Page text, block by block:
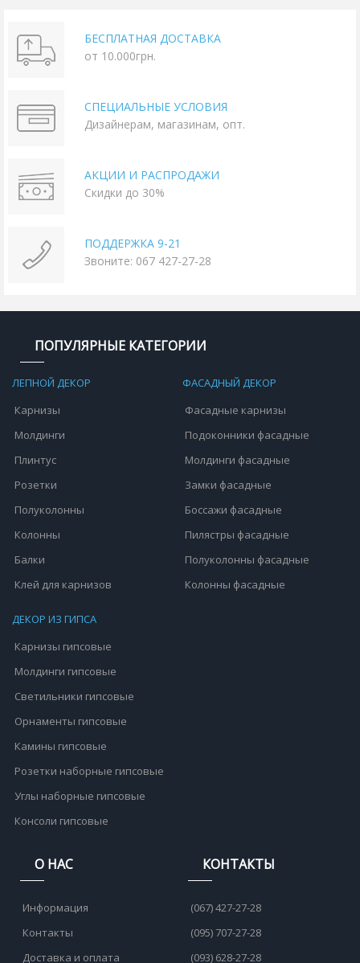
БЕСПЛАТНАЯ ДОСТАВКА
от 10.000грн.
СПЕЦИАЛЬНЫЕ УСЛОВИЯ
Дизайнерам, магазинам, опт.
АКЦИИ И РАСПРОДАЖИ
Скидки до 30%
ПОДДЕРЖКА 9-21
Звоните: 067 427-27-28
ПОПУЛЯРНЫЕ КАТЕГОРИИ
ЛЕПНОЙ ДЕКОР
Карнизы
Молдинги
Плинтус
Розетки
Полуколонны
Колонны
Балки
Клей для карнизов
ФАСАДНЫЙ ДЕКОР
Фасадные карнизы
Подоконники фасадные
Молдинги фасадные
Замки фасадные
Боссажи фасадные
Пилястры фасадные
Полуколонны фасадные
Колонны фасадные
ДЕКОР ИЗ ГИПСА
Карнизы гипсовые
Молдинги гипсовые
Светильники гипсовые
Орнаменты гипсовые
Камины гипсовые
Розетки наборные гипсовые
Углы наборные гипсовые
Консоли гипсовые
О НАС
Информация
Контакты
Доставка и оплата
КОНТАКТЫ
(067) 427-27-28
(095) 707-27-28
(093) 628-27-28